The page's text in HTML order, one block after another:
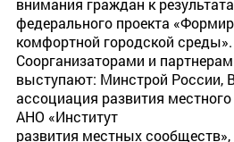
внимания граждан к
федерального проекта
комфортной городской среды».
Соорганизаторами и
выступают: Минстрой России,
ассоциация развития
АНО «Институт
развития местных